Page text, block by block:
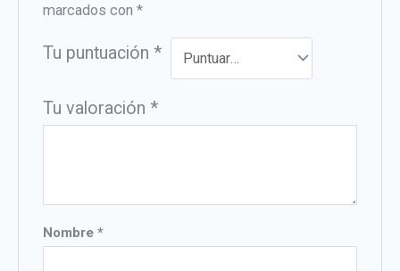
marcados con*
Tu puntuación *
Tu valoración *
Nombre*